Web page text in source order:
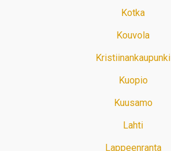
Kotka
Kouvola
Kristiinankaupunki
Kuopio
Kuusamo
Lahti
Lappeenranta